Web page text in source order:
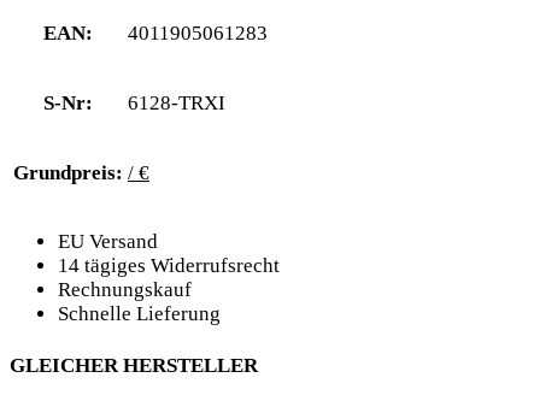
EAN: 4011905061283
S-Nr: 6128-TRXI
Grundpreis: / €
EU Versand
14 tägiges Widerrufsrecht
Rechnungskauf
Schnelle Lieferung
GLEICHER HERSTELLER